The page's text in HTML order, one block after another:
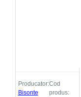
Producator:
Bisonte
Cod
produs: